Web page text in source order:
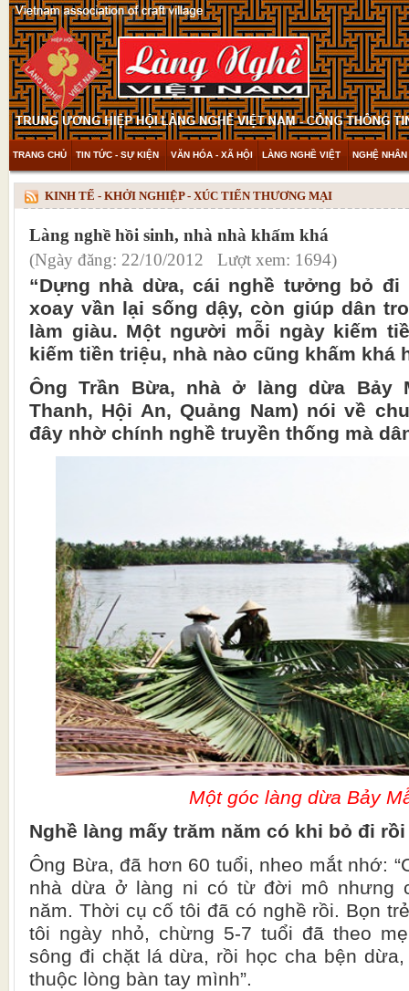
TRANG CHỦ TIN TỨC - SỰ KIỆN VĂN HÓA - XÃ HỘI LÀNG NGHỀ VIỆT NGHỆ
THAM KHẢO & KHÁM PHÁ VIDEO
KINH TẾ - KHỞI NGHIỆP - XÚC TIẾN THƯƠNG MẠI
Làng nghề hồi sinh, nhà nhà khấm khá
(Ngày đăng: 22/10/2012 Lượt xem: 1694)
“Dựng nhà dừa, cái nghề tưởng bỏ
xoay vần lại sống dậy, còn giúp dân
làm giàu. Một người mỗi ngày kiếm
kiếm tiền triệu, nhà nào cũng khấm khá
Ông Trần Bừa, nhà ở làng dừa Bảy
Thanh, Hội An, Quảng Nam) nói về
đây nhờ chính nghề truyền thống mà
Một góc làng dừa Bảy
Nghề làng mấy trăm năm có khi bỏ đi rồi
Ông Bừa, đã hơn 60 tuổi, nheo mắt nhớ:
nhà dừa ở làng ni có từ đời mô nhưng
năm. Thời cụ cố tôi đã có nghề rồi. Bọn
tôi ngày nhỏ, chừng 5-7 tuổi đã theo
sông đi chặt lá dừa, rồi học cha bện
thuộc lòng bàn tay mình”.